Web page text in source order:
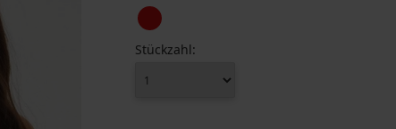
Stückzahl: